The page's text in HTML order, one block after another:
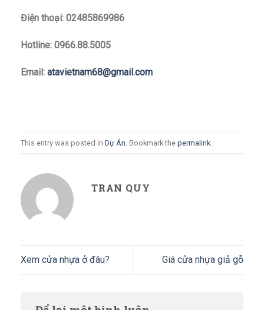
Điện thoại: 02485869986
Hotline: 0966.88.5005
Email: atavietnam68@gmail.com
This entry was posted in Dự Án . Bookmark the permalink
TRAN QUY
Xem cửa nhựa ở đâu? Giá cửa nhựa giả gỗ